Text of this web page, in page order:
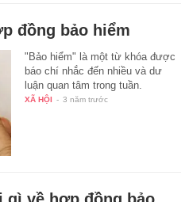
đồng bảo hiểm
"Bảo hiểm" là một từ khóa được
báo chí nhắc đến nhiều và dư
luận quan tâm trong tuần.
XÃ HỘI - 3 năm trước